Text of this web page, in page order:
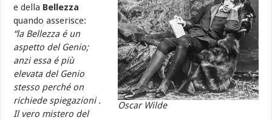
Oscar Wilde
e della Bellezza
quando asserisce:
“la Bellezza é un
aspetto del Genio;
anzi essa é più
elevata del Genio
stesso perché on
richiede spiegazioni .
Il vero mistero del